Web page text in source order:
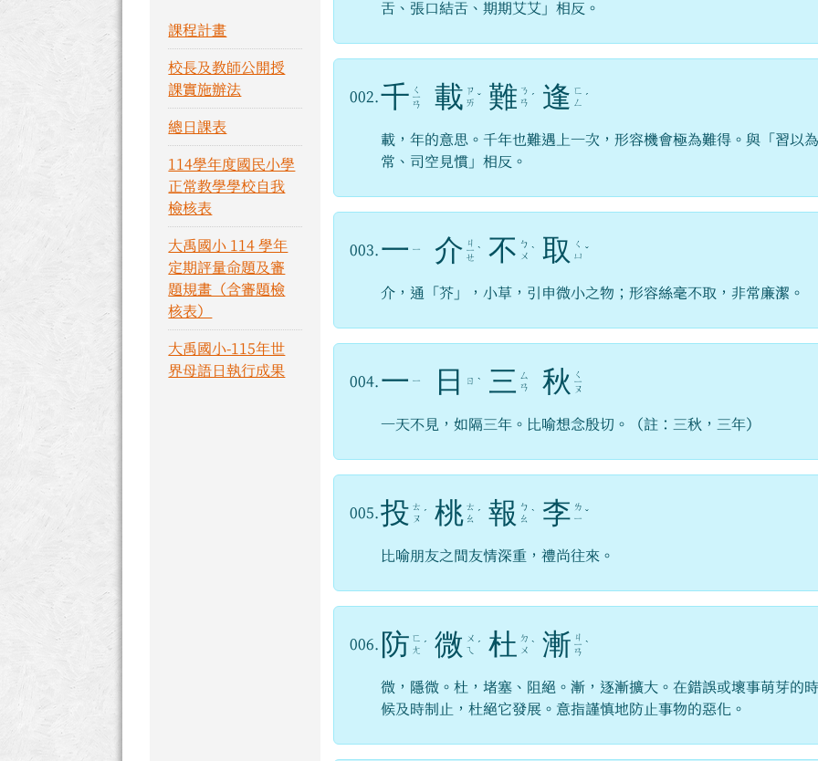
課程計畫
校長及教師公開授
課實施辦法
總日課表
114學年度國民小學
正常教學學校自我
檢核表
大禹國小 114 學年
定期評量命題及審
題規畫（含審題檢
核表）
大禹國小-115年世
界母語日執行成果
舌、張口結舌、期期艾艾」相反。
002. 千 ㄑ
ㄧ
ㄢ 載 ㄗ
ㄞ ˇ 難 ㄋ
ㄢ ˊ 逢 ㄈ
ㄥ
ˊ
載，年的意思。千年也難遇上一次，形容機會極為難得。與「習以
常、司空見慣」相反。
003. 一 ㄧ 介 ㄐ
ㄧ
ㄝ
ˋ 不 ㄅ
ㄨ ˋ 取
ㄑ
ㄩ ˇ
介，通「芥」，小草，引申微小之物；形容絲毫不取，非常廉潔。
004. 一 ㄧ 日 ㄖ ˋ 三 ㄙ
ㄢ
秋 ㄑ
ㄧ
ㄡ
一天不見，如隔三年。比喻想念殷切。（註：三秋，三年）
005. 投 ㄊ
ㄡ ˊ 桃 ㄊ
ㄠ ˊ 報 ㄅ
ㄠ ˋ 李 ㄌ
ㄧ ˇ
比喻朋友之間友情深重，禮尚往來。
006. 防 ㄈ
ㄤ ˊ 微 ㄨ
ㄟ
ˊ 杜 ㄉ
ㄨ ˋ 漸 ㄐ
ㄧ
ㄢ
ˋ
微，隱微。杜，堵塞、阻絕。漸，逐漸擴大。在錯誤或壞事萌芽的
候及時制止，杜絕它發展。意指謹慎地防止事物的惡化。